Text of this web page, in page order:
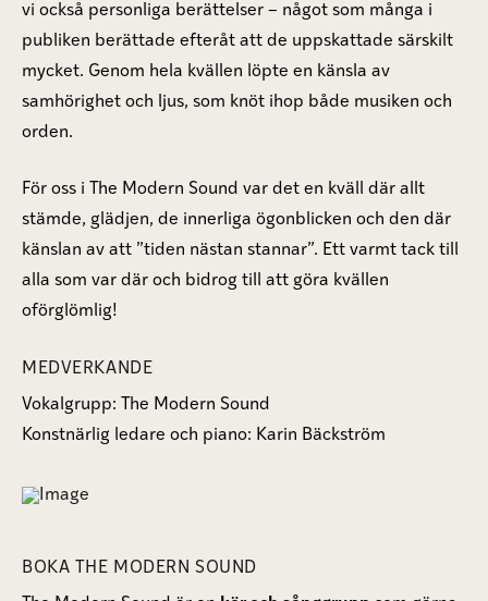
vi också personliga berättelser – något som många i
publiken berättade efteråt att de uppskattade särskilt
mycket. Genom hela kvällen löpte en känsla av
samhörighet och ljus, som knöt ihop både musiken och
orden.
För oss i The Modern Sound var det en kväll där allt
stämde, glädjen, de innerliga ögonblicken och den där
känslan av att ”tiden nästan stannar”. Ett varmt tack till
alla som var där och bidrog till att göra kvällen
oförglömlig!
MEDVERKANDE
Vokalgrupp: The Modern Sound
Konstnärlig ledare och piano: Karin Bäckström
BOKA THE MODERN SOUND